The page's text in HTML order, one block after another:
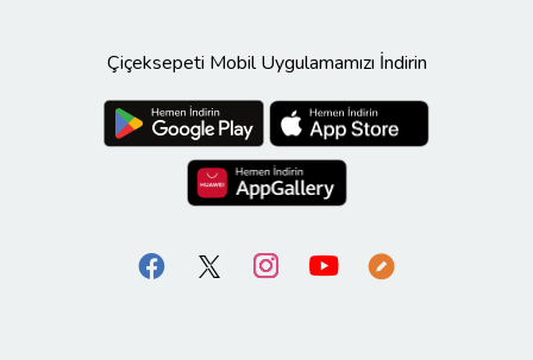
Çiçeksepeti Mobil Uygulamamızı İndirin